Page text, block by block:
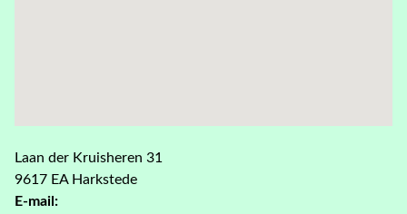
Laan der Kruisheren 31
9617 EA Harkstede
E-mail: